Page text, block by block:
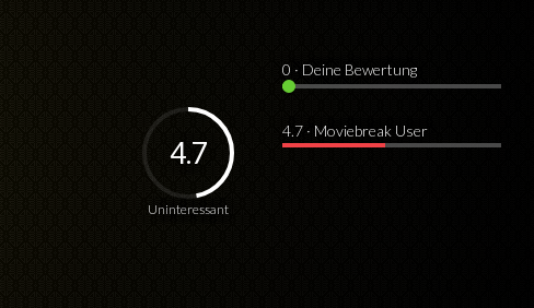
Uninteressant
4.7
0 · Deine Bewertung
4.7 · Moviebreak User